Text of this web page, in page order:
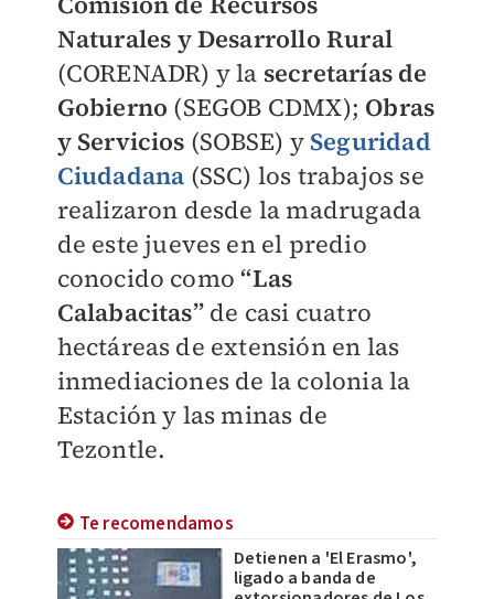
Naturales y Desarrollo Rural
(CORENADR) y la secretarías de
Gobierno (SEGOB CDMX); Obras
y Servicios (SOBSE) y Seguridad
Ciudadana (SSC) los trabajos se
realizaron desde la madrugada
de este jueves en el predio
conocido como “Las
Calabacitas”de casi cuatro
hectáreas de extensión en las
inmediaciones de la colonia la
Estación y las minas de
Tezontle.
Te recomendamos
Detienen a 'El Erasmo',
ligado a banda de